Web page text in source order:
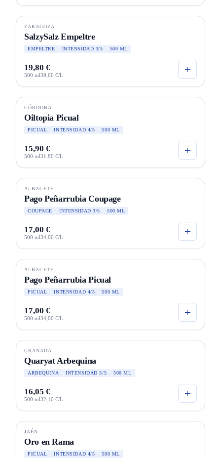
ZARAGOZA
SalzySalz Empeltre
EMPELTRE INTENSIDAD 3/5 500 ML
19,80 €
500 ml39,60 €/L
SELECCIÓN
CÓRDOBA
Oiltopia Picual
PICUAL INTENSIDAD 4/5 500 ML
15,90 €
500 ml31,80 €/L
Agotado
ALBACETE
Pago Peñarrubia Coupage
COUPAGE INTENSIDAD 3/5 500 ML
17,00 €
500 ml34,00 €/L
ALBACETE
Pago Peñarrubia Picual
PICUAL INTENSIDAD 4/5 500 ML
17,00 €
500 ml34,00 €/L
SELECCIÓN
GRANADA
Quaryat Arbequina
ARBEQUINA INTENSIDAD 3/5 500 ML
16,05 €
500 ml32,10 €/L
JOYAS
JAÉN
Oro en Rama
PICUAL INTENSIDAD 4/5 500 ML